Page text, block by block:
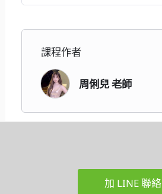
課程作者
周俐兒 老師
加 LINE 聯絡